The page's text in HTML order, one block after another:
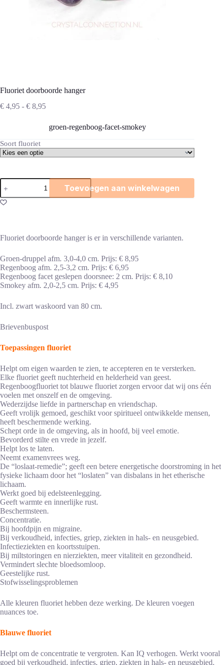
Fluoriet doorboorde hanger
€ 4,95 - € 8,95Prijsklasse:
tot
€ 8,95
groen-regenboog-facet-smokey
Soort fluoriet
Fluoriet
doorboorde
hanger
aantal
Toevoegen aan winkelwagen
Fluoriet doorboorde hanger is er in verschillende varianten.
Groen-druppel afm. 3,0-4,0 cm. Prijs: € 8,95
Regenboog afm. 2,5-3,2 cm. Prijs: € 6,95
Regenboog facet geslepen doorsnee: 2 cm. Prijs: € 8,10
Smokey afm. 2,0-2,5 cm. Prijs: € 4,95
Incl. zwart waskoord van 80 cm.
Brievenbuspost
Toepassingen fluoriet
Helpt om eigen waarden te zien, te accepteren en te versterken.
Elke fluoriet geeft nuchterheid en helderheid van geest.
Regenboogfluoriet tot blauwe fluoriet zorgen ervoor dat wij ons één
voelen met onszelf en de omgeving.
Wederzijdse liefde in partnerschap en vriendschap.
Geeft vrolijk gemoed, geschikt voor spiritueel ontwikkelde mensen,
heeft beschermende werking.
Schept orde in de omgeving, als in hoofd, bij veel emotie.
Bevorderd stilte en vrede in jezelf.
Helpt los te laten.
Neemt examenvrees weg.
De “loslaat-remedie”; geeft een betere energetische doorstroming in het
fysieke lichaam door het “loslaten” van disbalans in het etherische
lichaam.
Werkt goed bij edelsteenlegging.
Geeft warmte en innerlijke rust.
Beschermsteen.
Concentratie.
Bij hoofdpijn en migraine.
Bij verkoudheid, infecties, griep, ziekten in hals- en neusgebied.
Infectieziekten en koortsstuipen.
Bij miltstoringen en nierziekten, meer vitaliteit en gezondheid.
Vermindert slechte bloedsomloop.
Geestelijke rust.
Stofwisselingsproblemen
Alle kleuren fluoriet hebben deze werking. De kleuren voegen
nuances toe.
Blauwe fluoriet
Helpt om de concentratie te vergroten. Kan IQ verhogen. Werkt vooral
goed bij verkoudheid, infecties, griep, ziekten in hals- en neusgebied.